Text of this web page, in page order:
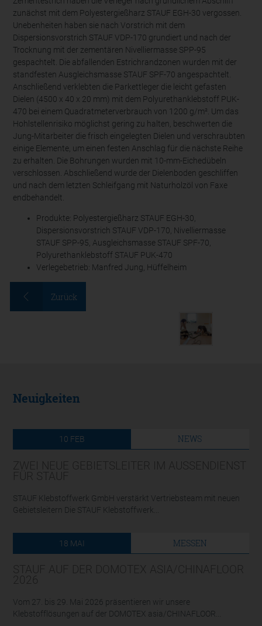
zunächst mit dem Polyestergießharz STAUF EGH-30 vergossen.
Unebenheiten haben sie nach Vorstrich mit dem
Dispersionsvorstrich STAUF VDP-170 grundiert und nach der
Trocknung mit der zementären Nivelliermasse SPP-95
gespachtelt. Die abfallenden Estrichrandzonen wurden mit der
standfesten Ausgleichsmasse STAUF SPF-70 angespachtelt.
Anschließend verklebten die Parkettleger die leicht gefasten
Dielen (4500 x 40 x 20 mm) mit dem Polyurethanklebstoff PUK-
470 bei einem Quadratmeterverbrauch von 1200 g/m². Um das
Hohlstellenrisiko möglichst gering zu halten, beschwerten die
Jung-Mitarbeiter die frisch eingelegten Dielen und verschraubten
einige Elemente, um einen festen Anschlag für die nächste Reihe
zu erhalten. Die Bohrungen wurden mit 10-mm-Eichedübeln
verschlossen. Abschließend wurde der Dielenboden geschliffen
und nach dem letzten Schleifgang mit Naturholzöl von Faxe
endbehandelt.
Produkte: Polyestergießharz STAUF EGH-30,
Dispersionsvorstrich STAUF VDP-170, Nivelliermasse
STAUF SPP-95, Ausgleichsmasse STAUF SPF-70,
Polyurethanklebstoff STAUF PUK-470
Verlegebetrieb: Manfred Jung, Hüffelheim
Zurück
Neuigkeiten
10 FEB NEWS
STAUF Klebstoffwerk GmbH verstärkt Vertriebsteam mit neuen
Gebietsleitern Die STAUF Klebstoffwerk...
18 MAI MESSEN
Vom 27. bis 29. Mai 2026 präsentieren wir unsere
Klebstofflösungen auf der DOMOTEX asia/CHINAFLOOR...